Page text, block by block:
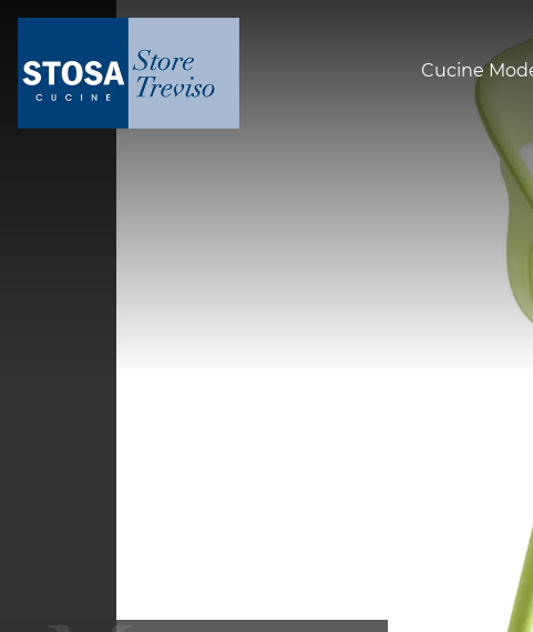
Cucine